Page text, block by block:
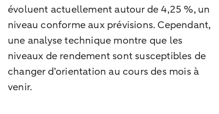
évoluent actuellement autour de 4,25 %, un
niveau conforme aux prévisions. Cependant,
une analyse technique montre que les
niveaux de rendement sont susceptibles de
changer d’orientation au cours des mois à
venir.